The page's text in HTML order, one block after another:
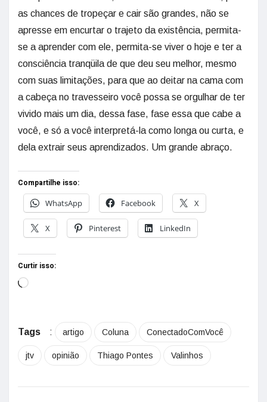
as chances de tropeçar e cair são grandes, não se
apresse em encurtar o trajeto da existência, permita-
se a aprender com ele, permita-se viver o hoje e ter a
consciência tranqüila de que deu seu melhor, mesmo
com suas limitações, para que ao deitar na cama com
a cabeça no travesseiro você possa se orgulhar de ter
vivido mais um dia, dessa fase, fase essa que cabe a
você, e só a você interpretá-la como longa ou curta, e
dela extrair seus aprendizados. Um grande abraço.
Compartilhe isso:
WhatsApp
Facebook X
X Pinterest LinkedIn
Curtir isso:
Tags : artigo Coluna ConectadoComVocê
jtv opinião Thiago Pontes Valinhos